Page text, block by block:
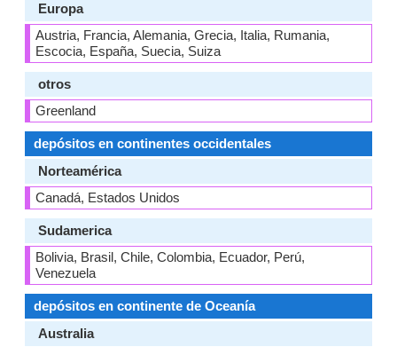
Europa
Austria, Francia, Alemania, Grecia, Italia, Rumania,
Escocia, España, Suecia, Suiza
otros
Greenland
depósitos en continentes occidentales
Norteamérica
Canadá, Estados Unidos
Sudamerica
Bolivia, Brasil, Chile, Colombia, Ecuador, Perú,
Venezuela
depósitos en continente de Oceanía
Australia